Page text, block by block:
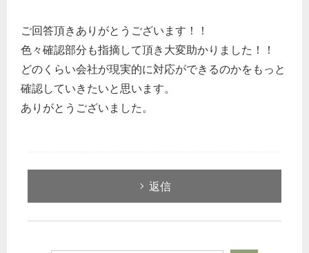
ご回答頂きありがとうございます！！
色々確認部分も指摘して頂き大変助かりました！！
どのくらい会社が現実的に対応ができるのかをもっと
確認していきたいと思います。
ありがとうございました。
返信